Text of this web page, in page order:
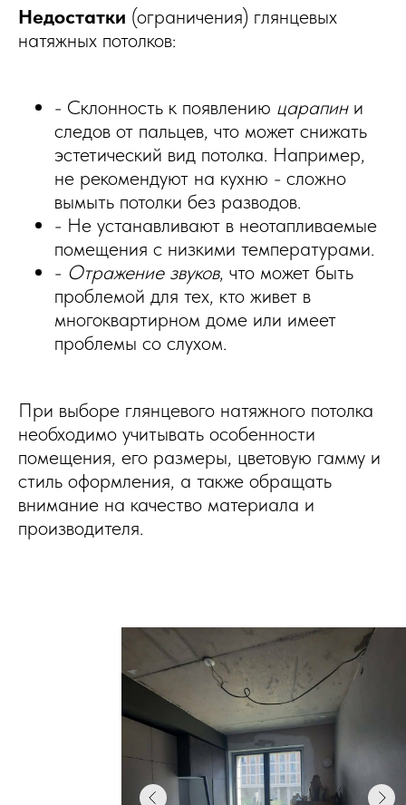
Недостатки (ограничения) глянцевых
натяжных потолков:
- Склонность к появлению царапини
следов от пальцев, что может снижать
эстетический вид потолка. Например,
не рекомендуют на кухню - сложно
вымыть потолки без разводов.
- Не устанавливают в неотапливаемые
помещения с низкими температурами.
- Отражение звуков, что может быть
проблемой для тех, кто живет в
многоквартирном доме или имеет
проблемы со слухом.
При выборе глянцевого натяжного потолка
необходимо учитывать особенности
помещения, его размеры, цветовую гамму и
стиль оформления, а также обращать
внимание на качество материала и
производителя.